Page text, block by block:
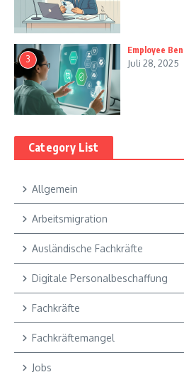
3
Employee
Juli 28, 2025
Category List
Allgemein
Arbeitsmigration
Ausländische Fachkräfte
Digitale Personalbeschaffung
Fachkräfte
Fachkräftemangel
Jobs